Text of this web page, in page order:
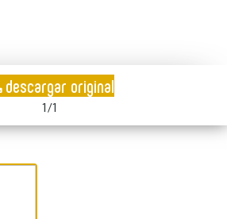
descargar original
1/1